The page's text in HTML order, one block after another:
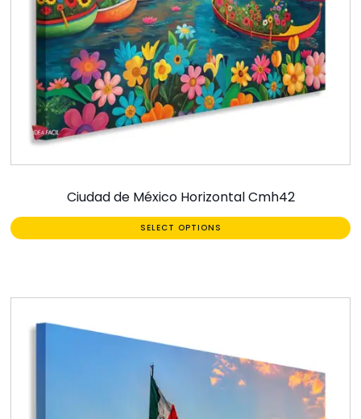
Ciudad de México Horizontal Cmh42
SELECT OPTIONS